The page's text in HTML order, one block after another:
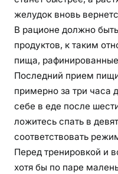
желудок вновь
В рационе должно
продуктов, к таким
пища,
Последний прием
примерно за три часа
себе в еде после
ложитесь спать в
соответствовать
Перед тренировкой и
хотя бы по паре